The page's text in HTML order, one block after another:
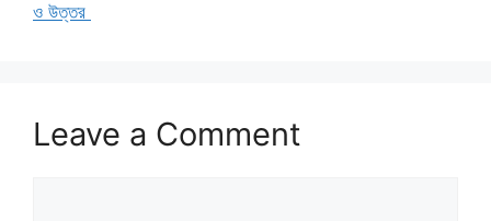
ও উত্তর
Leave a Comment